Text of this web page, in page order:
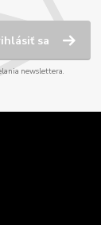
sa
newslettera.